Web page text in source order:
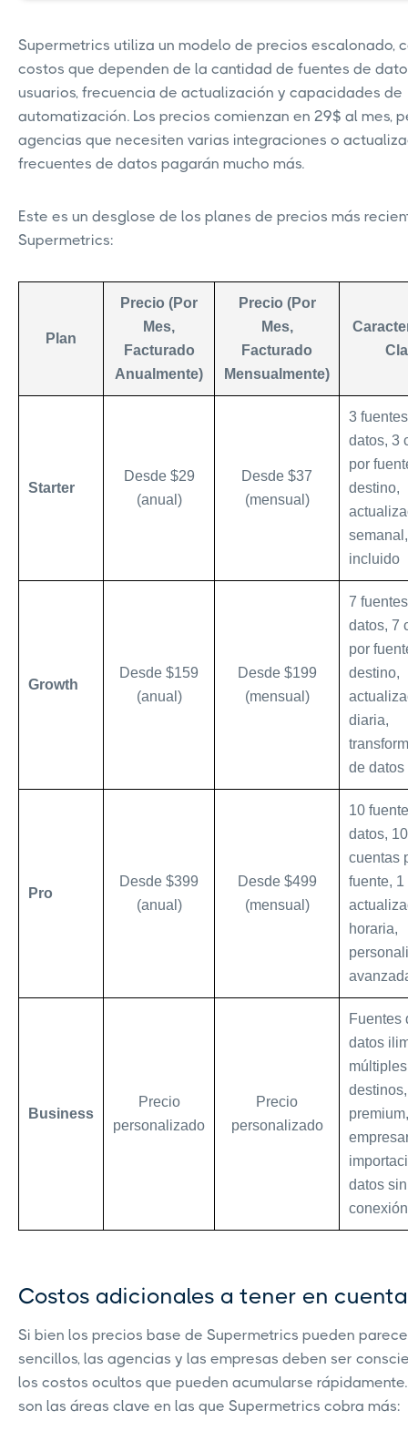
Supermetrics utiliza un modelo de precios escalonado,
costos que dependen de la cantidad de fuentes de
usuarios, frecuencia de actualización y capacidades de
automatización. Los precios comienzan en 29$ al mes,
agencias que necesiten varias integraciones o
frecuentes de datos pagarán mucho más.
Este es un desglose de los planes de precios más
Supermetrics:
Plan
Precio (Por
Mes,
Facturado
Anualmente)
Precio (Por
Mes,
Facturado
Mensualmente)
Starter
Desde $29
(anual)
Desde $37
(mensual)
3
datos, 3
por
destino,
incluido
Growth
Desde $159
(anual)
Desde $199
(mensual)
7
datos, 7
por
destino,
diaria,
de datos
Pro
Desde $399
(anual)
Desde $499
(mensual)
10
datos, 10
cuentas
fuente,
horaria,
Business
Precio
personalizado
Precio
personalizado
Fuentes
datos
múltiples
datos sin
conexión
Costos adicionales a tener en cuenta
Si bien los precios base de Supermetrics pueden
sencillos, las agencias y las empresas deben ser
los costos ocultos que pueden acumularse
son las áreas clave en las que Supermetrics cobra más: